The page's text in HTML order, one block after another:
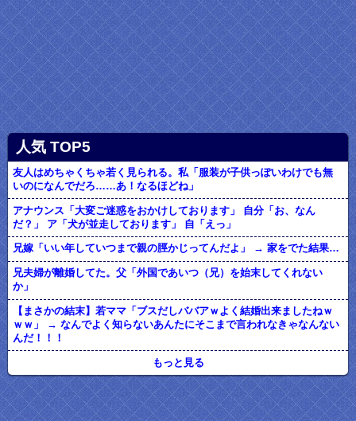
人気 TOP5
友人はめちゃくちゃ若く見られる。私「服装が子供っぽいわけでも無
いのになんでだろ……あ！なるほどね」
アナウンス「大変ご迷惑をおかけしております」 自分「お、なん
だ？」 ア「犬が並走しております」 自「えっ」
兄嫁「いい年していつまで親の脛かじってんだよ」 → 家をでた結果…
兄夫婦が離婚してた。父「外国であいつ（兄）を始末してくれない
か」
【まさかの結末】若ママ「ブスだしババアｗよく結婚出来ましたねｗ
ｗｗ」 → なんでよく知らないあんたにそこまで言われなきゃなんない
んだ！！！
もっと見る